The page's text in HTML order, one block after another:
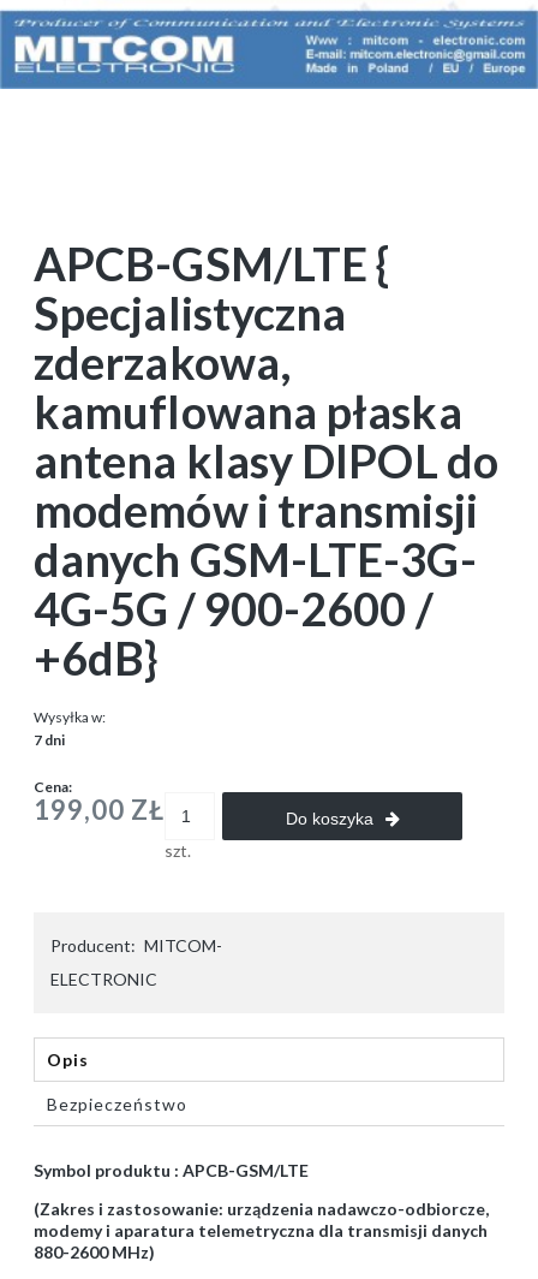
APCB-GSM/LTE {
Specjalistyczna
zderzakowa,
kamuflowana płaska
antena klasy DIPOL do
modemów i transmisji
danych GSM-LTE-3G-
4G-5G / 900-2600 /
+6dB}
Wysyłka w:
7 dni
Cena:
199,00 ZŁ
szt.
Do koszyka
Producent: MITCOM-
ELECTRONIC
Opis
Bezpieczeństwo
Symbol produktu : APCB-GSM/LTE
(Zakres i zastosowanie: urządzenia nadawczo-odbiorcze,
modemy i aparatura telemetryczna dla transmisji danych
880-2600 MHz)